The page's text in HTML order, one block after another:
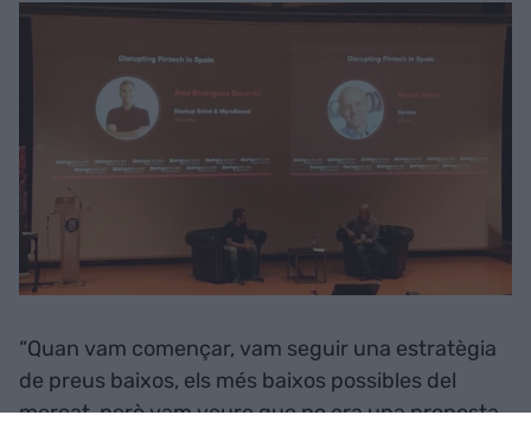
“Quan vam començar, vam seguir una estratègia
de preus baixos, els més baixos possibles del
mercat, però vam veure que no era una proposta